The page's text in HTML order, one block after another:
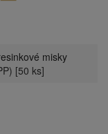
misky
[50 ks]